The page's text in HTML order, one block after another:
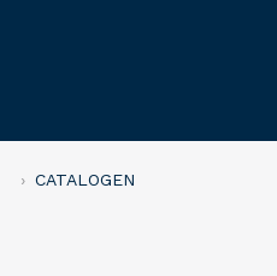
CATALOGEN